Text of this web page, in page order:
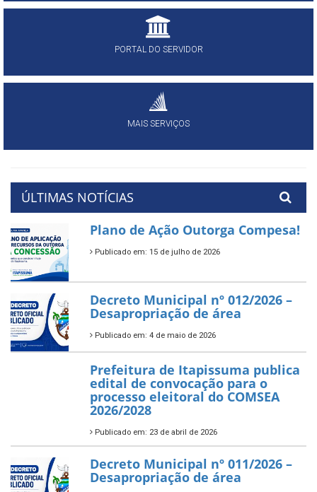
PORTAL DO SERVIDOR
MAIS SERVIÇOS
ÚLTIMAS NOTÍCIAS
Plano de Ação Outorga Compesa!
Publicado em: 15 de julho de 2026
Decreto Municipal nº 012/2026 –
Desapropriação de área
Publicado em: 4 de maio de 2026
Prefeitura de Itapissuma publica
edital de convocação para o
processo eleitoral do COMSEA
2026/2028
Publicado em: 23 de abril de 2026
Decreto Municipal nº 011/2026 –
Desapropriação de área